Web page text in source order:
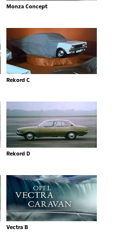
Monza Concept
Rekord C
Rekord D
Vectra B